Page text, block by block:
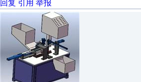
回复 引用 举报